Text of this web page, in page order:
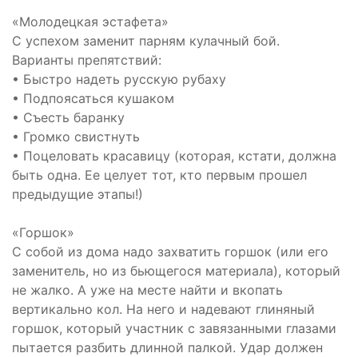
«Молодецкая эстафета»
С успехом заменит парням кулачный бой.
Варианты препятствий:
• Быстро надеть русскую рубаху
• Подпоясаться кушаком
• Съесть баранку
• Громко свистнуть
• Поцеловать красавицу (которая, кстати, должна
быть одна. Ее целует тот, кто первым прошел
предыдущие этапы!)
«Горшок»
С собой из дома надо захватить горшок (или его
заменитель, но из бьющегося материала), который
не жалко. А уже на месте найти и вкопать
вертикально кол. На него и надевают глиняный
горшок, который участник с завязанными глазами
пытается разбить длинной палкой. Удар должен